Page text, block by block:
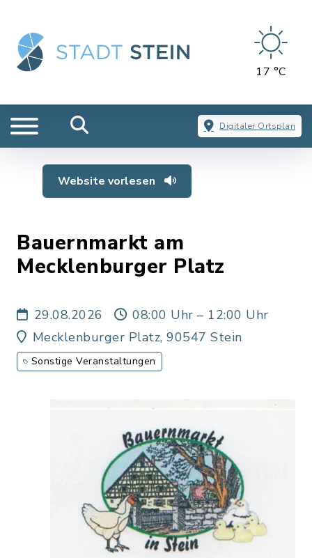
17 °C
Digitaler Ortsplan
Website vorlesen
Bauernmarkt am
Mecklenburger Platz
29.08.2026
08:00 Uhr – 12:00 Uhr
Mecklenburger Platz, 90547 Stein
Sonstige Veranstaltungen